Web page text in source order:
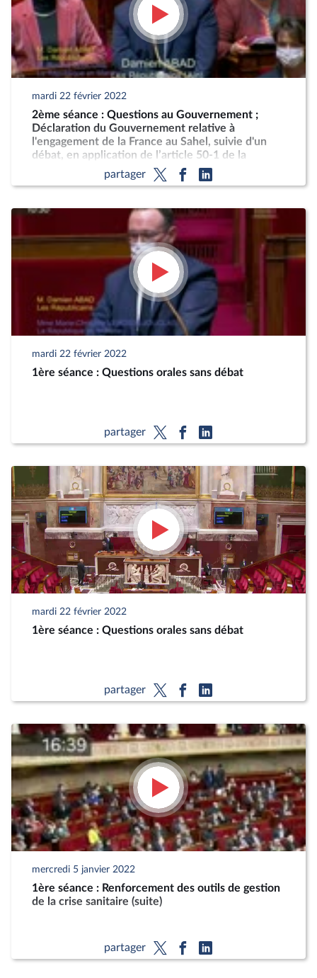
mardi 22 février 2022
2ème séance : Questions au Gouvernement ;
Déclaration du Gouvernement relative à
l'engagement de la France au Sahel, suivie d'un
débat, en application de l’article 50-1 de la
partager
mardi 22 février 2022
1ère séance : Questions orales sans débat
partager
mardi 22 février 2022
1ère séance : Questions orales sans débat
partager
mercredi 5 janvier 2022
1ère séance : Renforcement des outils de gestion
de la crise sanitaire (suite)
partager